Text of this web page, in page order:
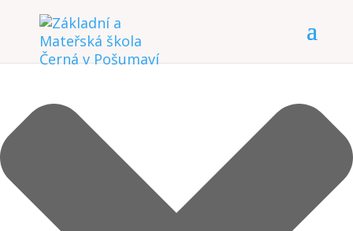
Spravovat Souhlas